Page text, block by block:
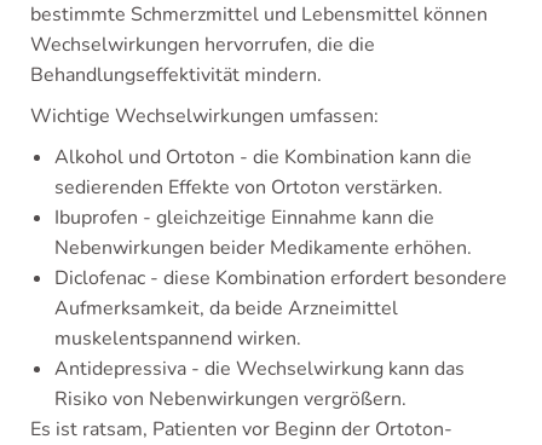
bestimmte Schmerzmittel und Lebensmittel können
Wechselwirkungen hervorrufen, die die
Behandlungseffektivität mindern.
Wichtige Wechselwirkungen umfassen:
Alkohol und Ortoton - die Kombination kann die
sedierenden Effekte von Ortoton verstärken.
Ibuprofen - gleichzeitige Einnahme kann die
Nebenwirkungen beider Medikamente erhöhen.
Diclofenac - diese Kombination erfordert besondere
Aufmerksamkeit, da beide Arzneimittel
muskelentspannend wirken.
Antidepressiva - die Wechselwirkung kann das
Risiko von Nebenwirkungen vergrößern.
Es ist ratsam, Patienten vor Beginn der Ortoton-